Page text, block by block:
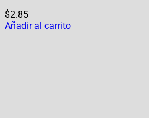
$2.85
Añadir al carrito